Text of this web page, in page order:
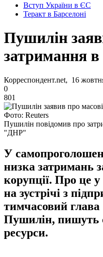
Вступ України в ЄС
Теракт в Барселоні
Пушилін
затримання
Корреспондент.net, 16
0
801
Фото: Reuters
Пушилін повідомив про
"ДНР"
У
низка затримань
корупції. Про це
на зустрічі з
тимчасовий
Пушилін, пишуть
ресурси.